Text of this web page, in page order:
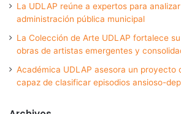
La UDLAP reúne a expertos para
administración pública municipal
La Colección de Arte UDLAP fortalece
obras de artistas emergentes y
Académica UDLAP asesora un proyecto
capaz de clasificar episodios ansioso-